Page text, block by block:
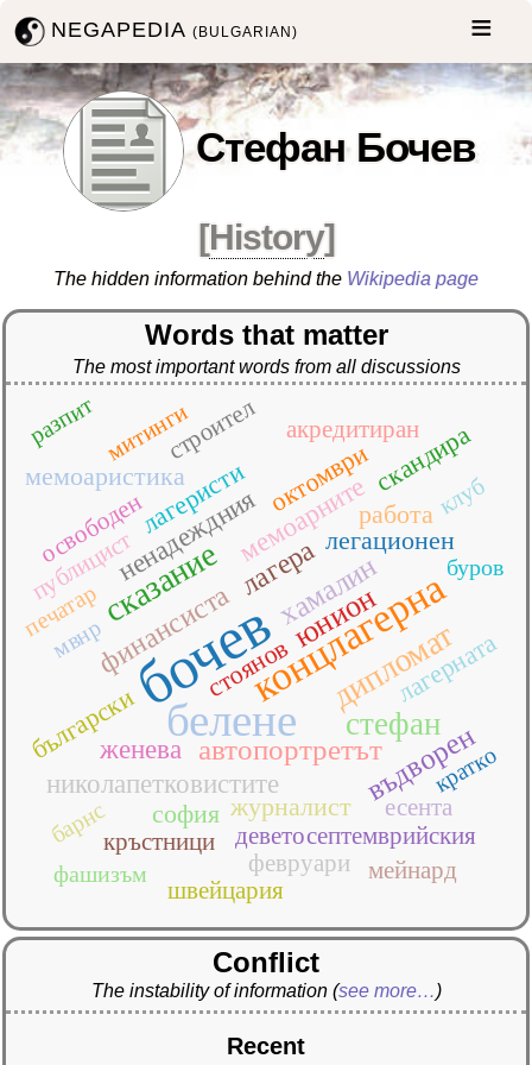
NEGAPEDIA(BULGARIAN)
Стефан Бочев
[History]
The hidden information behind the Wikipedia page
Words that matter
The most important words from all discussions
бочев
белене
концлагерна
дипломат
сказание
стефан
юнион
автопортретътвъдворен
хамалин
лагера
финансиста
женева
мемоарните
ненадеждния
николапетковистите
български
журналист
лагеристи
лагерната
легационен
мемоаристика октомвриработа
скандира
софия
стоянов
акредитиран
деветосептемврийския
есента
кръстници
мейнард
освободен
публицист
строител
февруари
швейцария
барнс
буров
клуб
кратко
мвнр
митинги
печатар
разпит
фашизъм
Conflict
The instability of information (see more…)
Recent